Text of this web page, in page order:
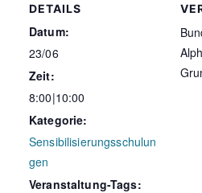
DETAILS
Datum:
23/06
Zeit:
8:00|10:00
Kategorie:
Sensibilisierungsschulun
gen
Veranstaltung-Tags: